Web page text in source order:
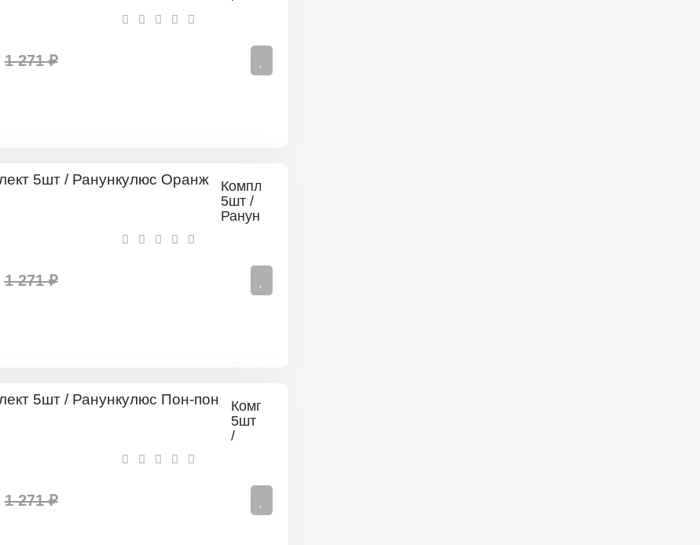
1 271 ₽
Комплект
5шт /
Ранункулюс
1 271 ₽
Комплект
5шт
/
1 271 ₽